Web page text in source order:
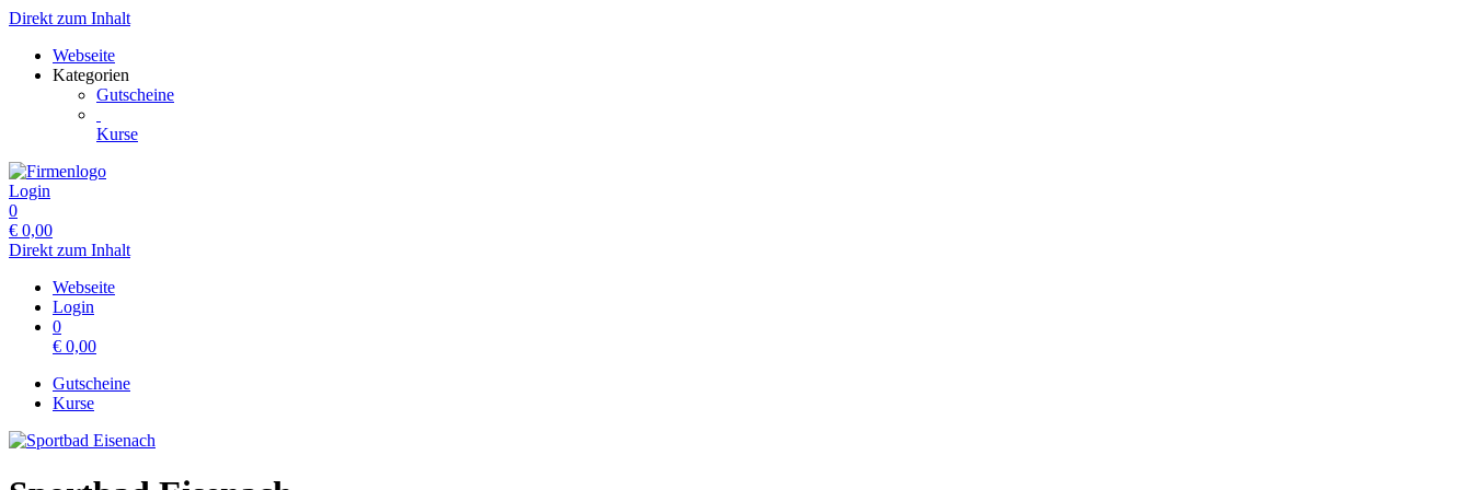
Direkt zum Inhalt
Webseite
Kategorien
Gutscheine
Kurse
Login
0
€ 0,00
Direkt zum Inhalt
Webseite
Login
0
€ 0,00
Gutscheine
Kurse